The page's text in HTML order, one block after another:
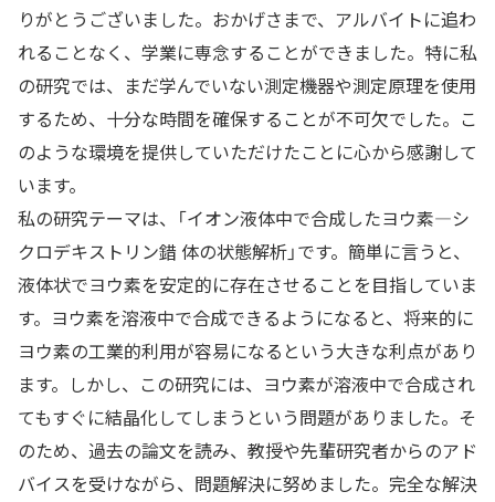
りがとうございました。おかげさまで、アルバイトに追わ
れることなく、学業に専念することができました。特に私
の研究では、まだ学んでいない測定機器や測定原理を使用
するため、十分な時間を確保することが不可欠でした。こ
のような環境を提供していただけたことに心から感謝して
います。
私の研究テーマは、「イオン液体中で合成したヨウ素—シ
クロデキストリン錯 体の状態解析」です。簡単に言うと、
液体状でヨウ素を安定的に存在させることを目指していま
す。ヨウ素を溶液中で合成できるようになると、将来的に
ヨウ素の工業的利用が容易になるという大きな利点があり
ます。しかし、この研究には、ヨウ素が溶液中で合成され
てもすぐに結晶化してしまうという問題がありました。そ
のため、過去の論文を読み、教授や先輩研究者からのアド
バイスを受けながら、問題解決に努めました。完全な解決